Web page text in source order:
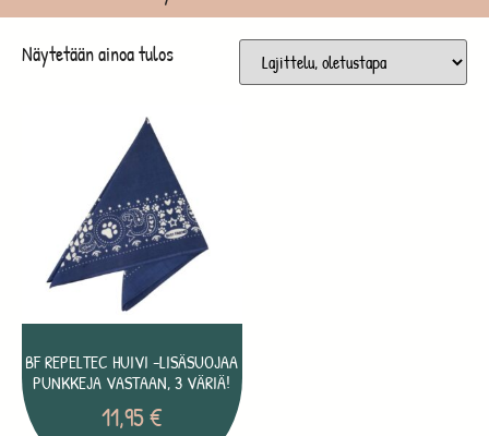
Näytetään ainoa tulos
BF REPELTEC HUIVI -LISÄSUOJAA
PUNKKEJA VASTAAN, 3 VÄRIÄ!
11,95€